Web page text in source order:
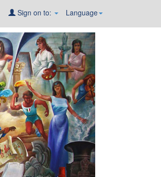
Language
Sign on to: